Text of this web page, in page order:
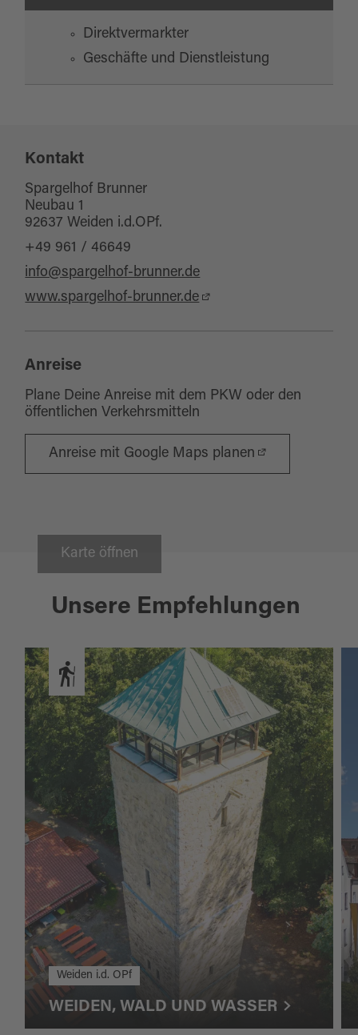
Direktvermarkter
Geschäfte und Dienstleistung
Kontakt
Spargelhof Brunner
Neubau 1
92637 Weiden i.d.OPf.
+49 961 / 46649
info@spargelhof-brunner.de
www.spargelhof-brunner.de
Anreise
Plane Deine Anreise mit dem PKW oder den
öffentlichen Verkehrsmitteln
Anreise mit Google Maps planen
Karte öffnen
Unsere Empfehlungen
Weiden i.d. OPf
WEIDEN, WALD UND WASSER